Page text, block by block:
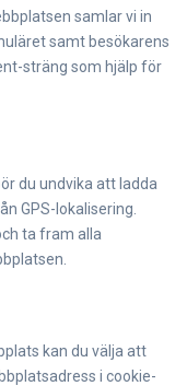
samlar vi in
samt besökarens
sträng som hjälp för
du undvika att ladda
GPS-lokalisering.
ta fram alla
kan du välja att
i cookie-